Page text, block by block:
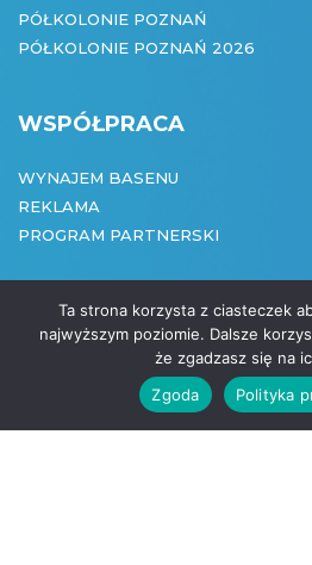
PÓŁKOLONIE POZNAŃ
PÓŁKOLONIE POZNAŃ 2026
WSPÓŁPRACA
WYNAJEM BASENU
REKLAMA
PROGRAM PARTNERSKI
COPYRIGHT:
Ta strona korzysta z ciasteczek
najwyższym poziomie. Dalsze
że zgadzasz się na
Zgoda
Polityka